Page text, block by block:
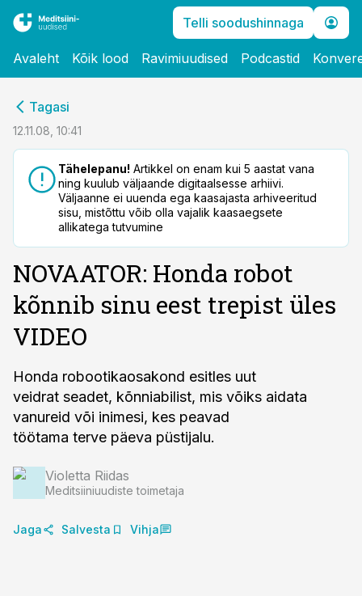
Telli soodushinnaga
Avaleht Kõik lood Ravimiuudised Podcastid
Tagasi
12.11.08, 10:41
Tähelepanu! Artikkel on enam kui 5 aastat vana
ning kuulub väljaande digitaalsesse arhiivi.
Väljaanne ei uuenda ega kaasajasta arhiveeritud
sisu, mistõttu võib olla vajalik kaasaegsete
allikatega tutvumine
NOVAATOR: Honda robot
kõnnib sinu eest trepist üles
VIDEO
Honda robootikaosakond esitles uut
veidrat seadet, kõnniabilist, mis võiks aidata
vanureid või inimesi, kes peavad
töötama terve päeva püstijalu.
Violetta Riidas
Meditsiiniuudiste toimetaja
Jaga Salvesta Vihja